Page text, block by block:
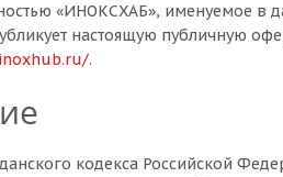
«ИНОКСХАБ», именуемое в
настоящую публичную
.
кодекса Российской